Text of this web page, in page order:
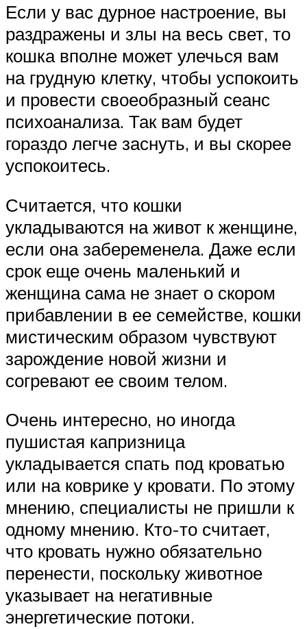
Если у вас дурное настроение, вы
раздражены и злы на весь свет, то
кошка вполне может улечься вам
на грудную клетку, чтобы успокоить
и провести своеобразный сеанс
психоанализа. Так вам будет
гораздо легче заснуть, и вы скорее
успокоитесь.
Считается, что кошки
укладываются на живот к женщине,
если она забеременела. Даже если
срок еще очень маленький и
женщина сама не знает о скором
прибавлении в ее семействе, кошки
мистическим образом чувствуют
зарождение новой жизни и
согревают ее своим телом.
Очень интересно, но иногда
пушистая капризница
укладывается спать под кроватью
или на коврике у кровати. По этому
мнению, специалисты не пришли к
одному мнению. Кто-то считает,
что кровать нужно обязательно
перенести, поскольку животное
указывает на негативные
энергетические потоки.